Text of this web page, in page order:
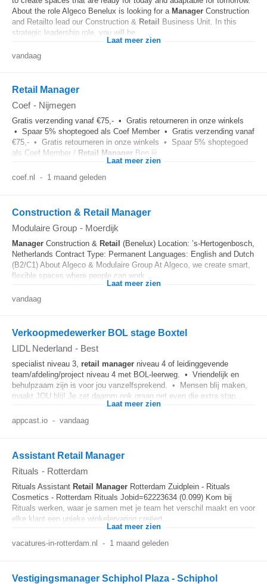
About the role Algeco Benelux is looking for a Manager Construction
and Retailto lead our Construction & Retail Business Unit. In this
strategic leadership role, you will be...
Laat meer zien
vandaag
Retail Manager
Coef - Nijmegen
Gratis verzending vanaf €75,- • Gratis retourneren in onze winkels
• Spaar 5% shoptegoed als Coef Member • Gratis verzending vanaf
€75,- • Gratis retourneren in onze winkels • Spaar 5% shoptegoed
als Coef Member / Retail Manager Ben jij...
Laat meer zien
coef.nl - 1 maand geleden
Construction & Retail Manager
Modulaire Group - Moerdijk
Manager Construction & Retail (Benelux) Location: ’s-Hertogenbosch,
Netherlands Contract Type: Permanent Languages: English and Dutch
(B2/C1) About Algeco & Modulaire Group At Algeco, we create smart,
flexible spaces where people can work...
Laat meer zien
vandaag
Verkoopmedewerker BOL stage Boxtel
LIDL Nederland - Best
specialist niveau 3, retail manager niveau 4 of leidinggevende
team/afdeling/project niveau 4 met BOL-leerweg. • Vriendelijk en
behulpzaam zijn is voor jou vanzelfsprekend. • Mensen blij maken,
maakt JOU blij! Je zet daarom ook graag net even die extra stap...
Laat meer zien
appcast.io - vandaag
Assistant Retail Manager
Rituals - Rotterdam
Rituals Assistant Retail Manager Rotterdam Zuidplein - Rituals
Cosmetics - Rotterdam Rituals Jobid=62223634 (0.099) Kom bij
Rituals werken, waar je samen met je team het verschil maakt en voor
elke klant een unieke winkelervaring creëert...
Laat meer zien
vacatures-in-rotterdam.nl - 1 maand geleden
Vestigingsmanager Schiphol Plaza - Schiphol